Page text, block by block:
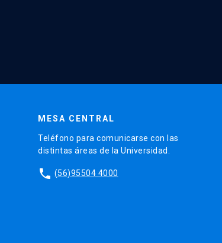
MESA CENTRAL
Teléfono para comunicarse con las
distintas áreas de la Universidad.
phone (56)95504 4000